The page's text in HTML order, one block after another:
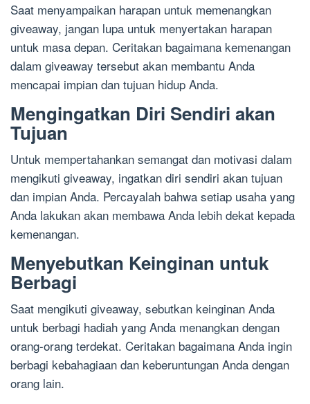
Saat menyampaikan harapan untuk memenangkan
giveaway, jangan lupa untuk menyertakan harapan
untuk masa depan. Ceritakan bagaimana kemenangan
dalam giveaway tersebut akan membantu Anda
mencapai impian dan tujuan hidup Anda.
Mengingatkan Diri Sendiri akan
Tujuan
Untuk mempertahankan semangat dan motivasi dalam
mengikuti giveaway, ingatkan diri sendiri akan tujuan
dan impian Anda. Percayalah bahwa setiap usaha yang
Anda lakukan akan membawa Anda lebih dekat kepada
kemenangan.
Menyebutkan Keinginan untuk
Berbagi
Saat mengikuti giveaway, sebutkan keinginan Anda
untuk berbagi hadiah yang Anda menangkan dengan
orang-orang terdekat. Ceritakan bagaimana Anda ingin
berbagi kebahagiaan dan keberuntungan Anda dengan
orang lain.